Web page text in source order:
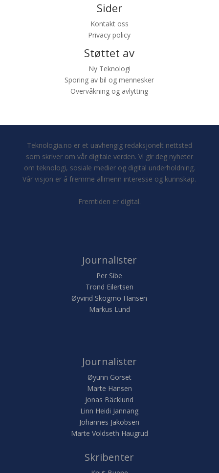
Sider
Kontakt oss
Privacy policy
Støttet av
Ny Teknologi
Sporing av bil og mennesker
Overvåkning og avlytting
Teknologia.no er et uavhengig redaksjonelt nettsted
som skriver om vår digitale verden. Vi gir deg nyheter
om teknologi, sosiale medier og digital underholdning.
Vår visjon er å fremme allmenn interesse og kunnskap.
Fremtiden er digital.
Journalister
Per Sibe
Trond Eilertsen
Øyvind Skogmo Hansen
Markus Lund
Journalister
Øyunn Gorset
Marte Hansen
Jonas Bäcklund
Linn Heidi Jannang
Johannes Jakobsen
Marte Voldseth Haugrud
Skribenter